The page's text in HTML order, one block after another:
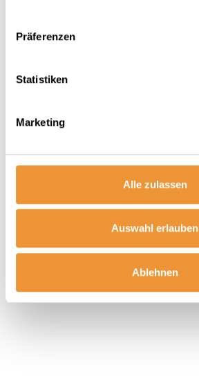
Präferenzen
Statistiken
Marketing
Alle zulassen
Auswahl erlauben
Ablehnen